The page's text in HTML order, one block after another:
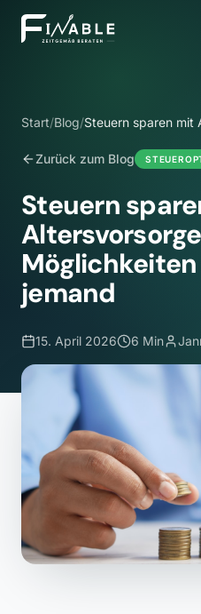
Start/Blog/Steuern sparen mit
Zurück zum Blog
Steuern
jemand
15. April 2026 6 Min